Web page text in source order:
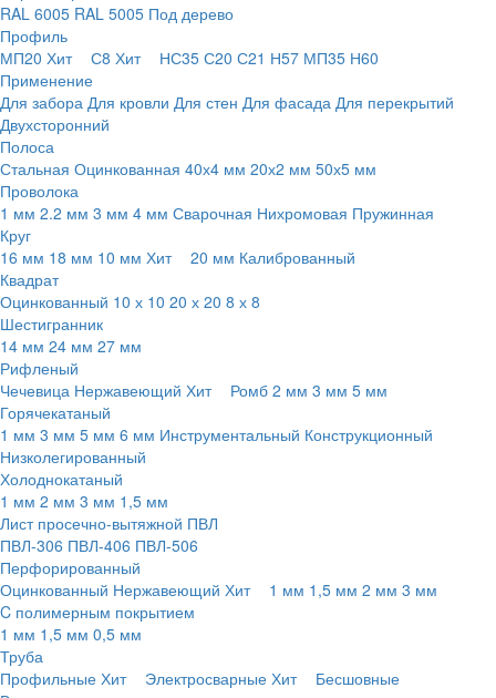
RAL 6005 RAL 5005 Под дерево
Профиль
МП20 Хит С8 Хит НС35 С20 С21 Н57 МП35 Н60
Применение
Для забора Для кровли Для стен Для фасада Для перекрытий
Двухсторонний
Полоса
Стальная Оцинкованная 40х4 мм 20х2 мм 50х5 мм
Проволока
1 мм 2.2 мм 3 мм 4 мм Сварочная Нихромовая Пружинная
Круг
16 мм 18 мм 10 мм Хит 20 мм Калиброванный
Квадрат
Оцинкованный 10 х 10 20 х 20 8 х 8
Шестигранник
14 мм 24 мм 27 мм
Рифленый
Чечевица Нержавеющий Хит Ромб 2 мм 3 мм 5 мм
Горячекатаный
1 мм 3 мм 5 мм 6 мм Инструментальный Конструкционный
Низколегированный
Холоднокатаный
1 мм 2 мм 3 мм 1,5 мм
Лист просечно-вытяжной ПВЛ
ПВЛ-306 ПВЛ-406 ПВЛ-506
Перфорированный
Оцинкованный Нержавеющий Хит 1 мм 1,5 мм 2 мм 3 мм
C полимерным покрытием
1 мм 1,5 мм 0,5 мм
Труба
Профильные Хит Электросварные Хит
Бесшовные